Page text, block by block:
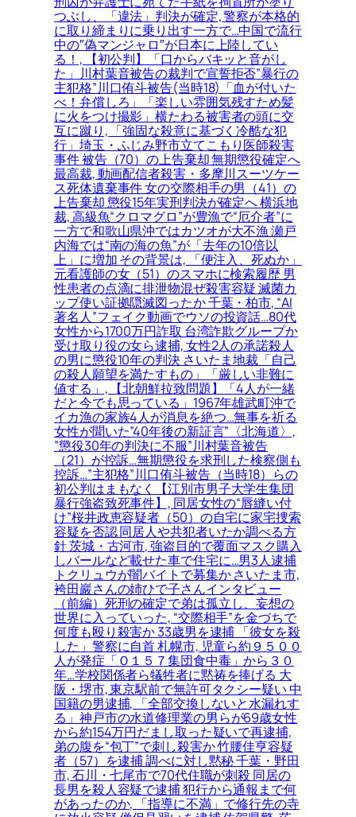
つぶし、「違法」判決が確定, 警察が本格的
に取り締まりに乗り出す一方で…中国で流行
中の″偽マンジャロ″が日本に上陸してい
る！, 【初公判】「口からバキッと音がし
た」川村葉音被告の裁判で宣誓拒否”暴行の
主犯格”川口侑斗被告(当時18)「血が付いた
べ！弁償しろ」「楽しい雰囲気残すため髪
に火をつけ撮影」横たわる被害者の頭に交
互に蹴り, 「強固な殺意に基づく冷酷な犯
行」埼玉・ふじみ野市立てこもり医師殺害
事件 被告（70）の上告棄却 無期懲役確定へ
最高裁, 動画配信者殺害・多摩川スーツケー
ス死体遺棄事件 女の交際相手の男（41）の
上告棄却 懲役15年実刑判決が確定へ 横浜地
裁, 高級魚“クロマグロ”が豊漁で“厄介者”に
一方で和歌山県沖ではカツオが大不漁 瀬戸
内海では“南の海の魚”が「去年の10倍以
上」に増加 その背景は, 「便注入、死ぬか」
元看護師の女（51）のスマホに検索履歴 男
性患者の点滴に排泄物混ぜ殺害容疑 滅菌カ
ップ使い証拠隠滅図ったか 千葉・柏市, “AI
著名人”フェイク動画でウソの投資話…80代
女性から1700万円詐取 台湾詐欺グループか
受け取り役の女ら逮捕, 女性2人の承諾殺人
の男に懲役10年の判決 さいたま地裁「自己
の殺人願望を満たすもの」「厳しい非難に
値する」, 【北朝鮮拉致問題】「4人が一緒
だと今でも思っている」1967年雄武町沖で
イカ漁の家族4人が消息を絶つ…無事を祈る
女性が聞いた”40年後の新証言”〈北海道〉,
”懲役30年の判決に不服”川村葉音被告
（21）が控訴…無期懲役を求刑した検察側も
控訴…”主犯格”川口侑斗被告（当時18）らの
初公判はまもなく【江別市男子大学生集団
暴行強盗致死事件】, 同居女性の“唇縫い付
け”桜井政恵容疑者（50）の自宅に家宅捜索
容疑を否認 同居人や共犯者いたか調べる方
針 茨城・古河市, 強盗目的で覆面マスク購入
しバールなど載せた車で住宅に…男3人逮捕
トクリュウが闇バイトで募集か さいたま市,
袴田巖さんの姉ひで子さんインタビュー
（前編）死刑の確定で弟は孤立し、妄想の
世界に入っていった, “交際相手”を金づちで
何度も殴り殺害か 33歳男を逮捕 「彼女を殺
した」警察に自首 札幌市, 児童ら約９５００
人が発症「Ｏ１５７集団食中毒」から３０
年…学校関係者ら犠牲者に黙祷を捧げる 大
阪・堺市, 東京駅前で無許可タクシー疑い 中
国籍の男逮捕, 「全部交換しないと水漏れす
る」神戸市の水道修理業の男らが69歳女性
から約154万円だまし取った疑いで再逮捕,
弟の腹を“包丁”で刺し殺害か 竹腰佳亨容疑
者（57）を逮捕 調べに対し黙秘 千葉・野田
市, 石川・七尾市で70代住職が刺殺 同居の
長男を殺人容疑で逮捕 犯行から通報まで何
があったのか, 「指導に不満」で修行先の寺